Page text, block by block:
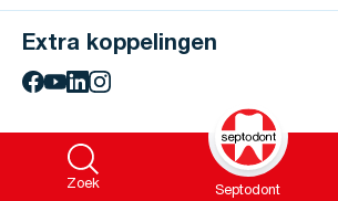
Zoek Septodont
Extra koppelingen